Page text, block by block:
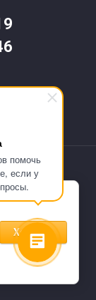
помочь
если у
Хорошо